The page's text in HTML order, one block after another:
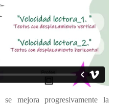
mejora progresivamente la